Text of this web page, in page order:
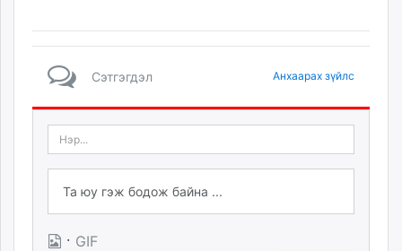
Сэтгэгдэл Анхаарах зүйлс
· GIF